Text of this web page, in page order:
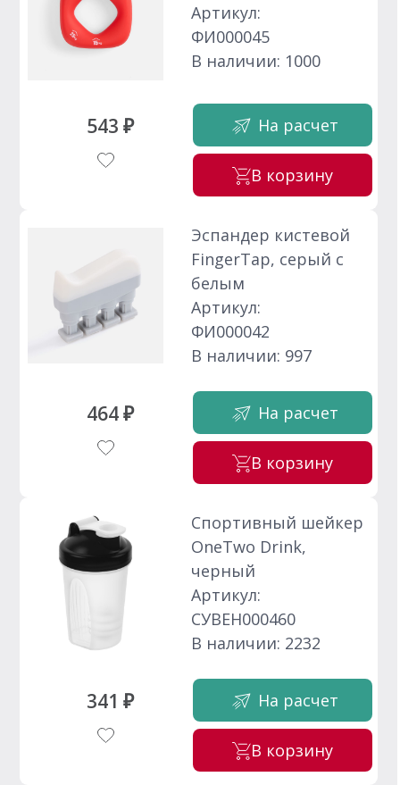
543 ₽
Артикул:
ФИ000045
В наличии: 1000
На расчет
В корзину
464 ₽
Эспандер кистевой
FingerTap, серый с
белым
Артикул:
ФИ000042
В наличии: 997
На расчет
В корзину
341 ₽
Спортивный шейкер
OneTwo Drink,
черный
Артикул:
СУВЕН000460
В наличии: 2232
На расчет
В корзину